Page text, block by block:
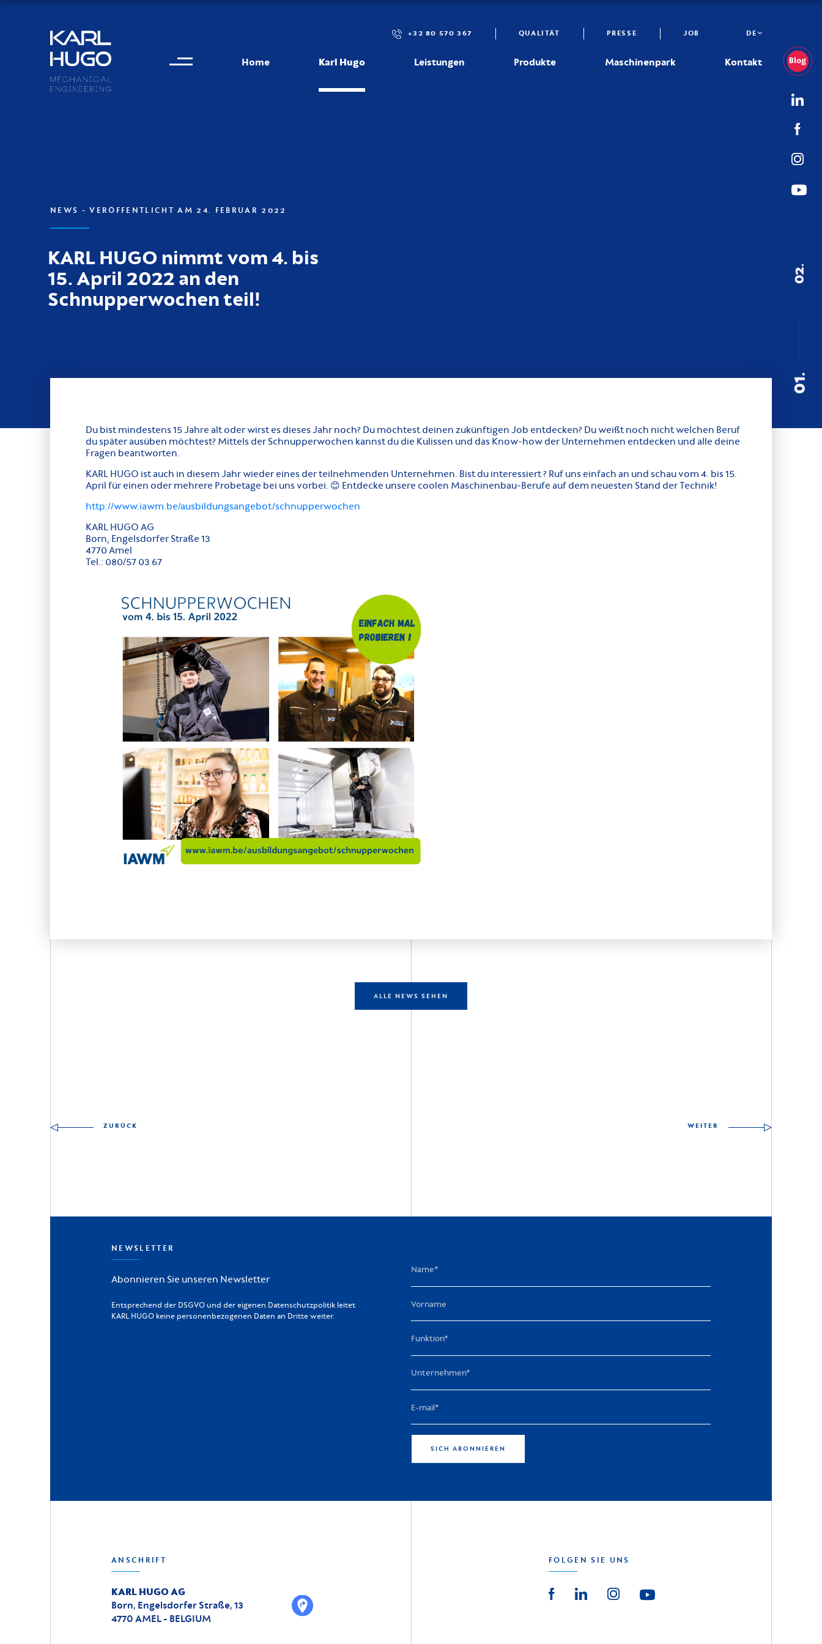
Karl Hugo +32 80 570 367 QUALITÄT PRESSE JOB DE
Kontaktinformationen
Home Karl Hugo Leistungen Produkte Maschinenpark Kontakt
NEWS - VERÖFFENTLICHT AM 24. FEBRUAR 2022
KARL HUGO nimmt vom 4. bis
15. April 2022 an den
Schnupperwochen teil!
Du bist mindestens 15 Jahre alt oder wirst es dieses Jahr noch? Du möchtest deinen zukünftigen Job entdecken? Du weißt noch nicht welchen Beruf
du später ausüben möchtest? Mittels der Schnupperwochen kannst du die Kulissen und das Know-how der Unternehmen entdecken und alle deine
Fragen beantworten.
KARL HUGO ist auch in diesem Jahr wieder eines der teilnehmenden Unternehmen. Bist du interessiert ? Ruf uns einfach an und schau vom 4. bis 15.
April für einen oder mehrere Probetage bei uns vorbei. 😊 Entdecke unsere coolen Maschinenbau-Berufe auf dem neuesten Stand der Technik!
http://www.iawm.be/ausbildungsangebot/schnupperwochen
KARL HUGO AG
Born, Engelsdorfer Straße 13
4770 Amel
Tel.: 080/57 03 67
ALLE NEWS SEHEN
ZURÜCK WEITER
NEWSLETTER
Abonnieren Sie unseren Newsletter
Entsprechend der DSGVO und der eigenen Datenschutzpolitik leitet
KARL HUGO keine personenbezogenen Daten an Dritte weiter.
SICH ABONNIEREN
ANSCHRIFT
KARL HUGO AG
Born, Engelsdorfer Straße, 13
4770 AMEL - BELGIUM
FOLGEN SIE UNS
01.
02.